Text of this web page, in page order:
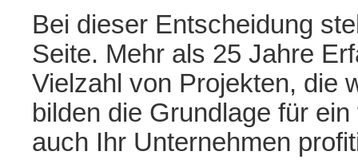
Bei dieser Entscheidung
Seite. Mehr als 25 Jahre
Vielzahl von Projekten, die
bilden die Grundlage für
auch Ihr Unternehmen